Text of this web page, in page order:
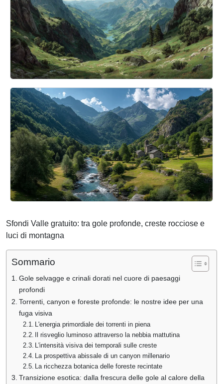
Sfondi Valle gratuito: tra gole profonde, creste rocciose e
luci di montagna
Sommario
Gole selvagge e crinali dorati nel cuore di paesaggi
profondi
Torrenti, canyon e foreste profonde: le nostre idee per una
fuga visiva
L'energia primordiale dei torrenti in piena
Il risveglio luminoso attraverso la nebbia mattutina
L'intensità visiva dei temporali sulle creste
La prospettiva abissale di un canyon millenario
La ricchezza botanica delle foreste recintate
Transizione esotica: dalla frescura delle gole al calore della